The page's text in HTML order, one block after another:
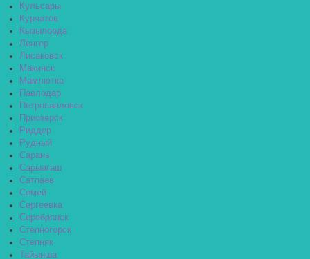
Кульсары
Курчатов
Кызылорда
Ленгер
Лисаковск
Макинск
Мамлютка
Павлодар
Петропавловск
Приозерск
Риддер
Рудный
Сарань
Сарыагаш
Сатпаев
Семей
Сергеевка
Серебрянск
Степногорск
Степняк
Тайынша